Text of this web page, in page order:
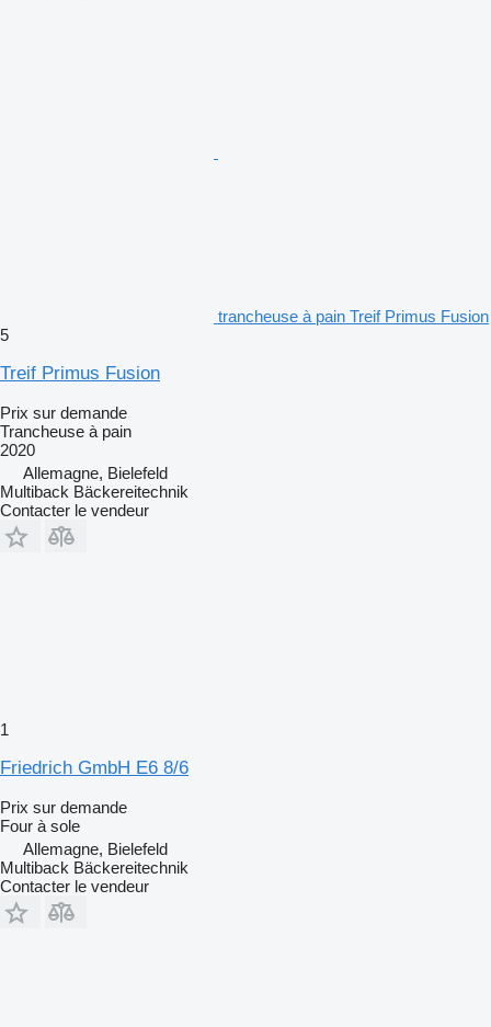
trancheuse à pain Treif Primus Fusion
5
Treif Primus Fusion
Prix sur demande
Trancheuse à pain
2020
Allemagne, Bielefeld
Multiback Bäckereitechnik
Contacter le vendeur
1
Friedrich GmbH E6 8/6
Prix sur demande
Four à sole
Allemagne, Bielefeld
Multiback Bäckereitechnik
Contacter le vendeur